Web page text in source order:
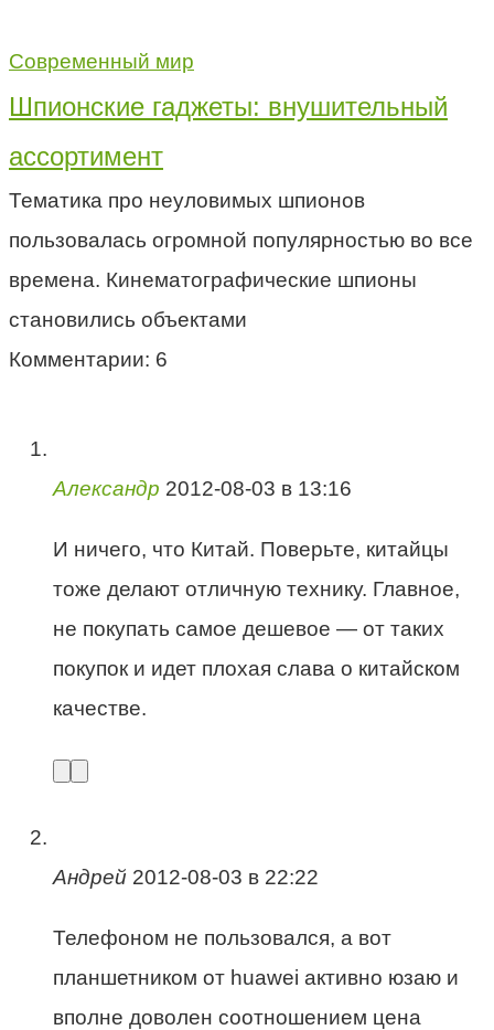
Современный мир
Шпионские гаджеты: внушительный
ассортимент
Тематика про неуловимых шпионов
пользовалась огромной популярностью во все
времена. Кинематографические шпионы
становились объектами
Комментарии: 6
Александр 2012-08-03 в 13:16
И ничего, что Китай. Поверьте, китайцы
тоже делают отличную технику. Главное,
не покупать самое дешевое — от таких
покупок и идет плохая слава о китайском
качестве.
Андрей 2012-08-03 в 22:22
Телефоном не пользовался, а вот
планшетником от huawei активно юзаю и
вполне доволен соотношением цена